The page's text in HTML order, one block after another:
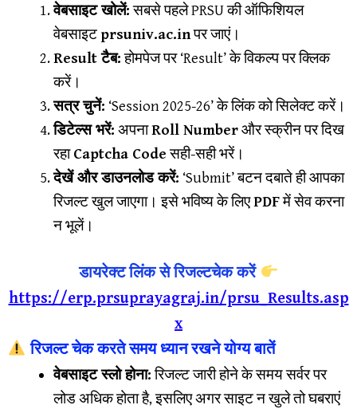
वेबसाइट खोलें:सबसे पहले PRSU की ऑफिशियल
वेबसाइट prsuniv.ac.inपर जाएं।
Result टैब:होमपेज पर ‘Result’ के विकल्प पर क्लिक
करें।
सत्र चुनें: ‘Session 2025-26’ के लिंक को सिलेक्ट करें।
डिटेल्स भरें: अपनाRoll Numberऔर स्क्रीन पर दिख
रहाCaptcha Codeसही-सही भरें।
देखें और डाउनलोड करें: ‘Submit’ बटन दबाते ही आपका
रिजल्ट खुल जाएगा। इसे भविष्य के लिएPDFमें सेव करना
न भूलें।
डायरेक्ट लिंक से रिजल्टचेक करें
https://erp.prsuprayagraj.in/prsu_Results.asp
x
रिजल्ट चेक करते समय ध्यान रखने योग्य बातें
वेबसाइट स्लो होना:रिजल्ट जारी होने के समय सर्वर पर
लोड अधिक होता है, इसलिए अगर साइट न खुले तो घबराएं